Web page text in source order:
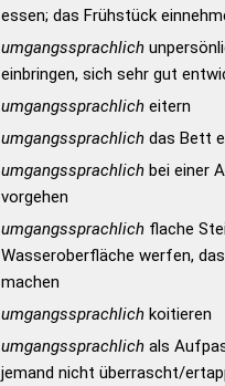
essen; das Frühstück
umgangssprachlich
einbringen, sich sehr gut
umgangssprachlicheitern
umgangssprachlichdas Bett
umgangssprachlichbei einer
vorgehen
umgangssprachlichflache
Wasseroberfläche werfen,
machen
umgangssprachlichkoitieren
umgangssprachlichals
jemand nicht überrascht/